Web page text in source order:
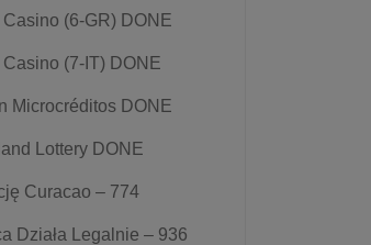
(6-GR) DONE
(7-IT) DONE
Microcréditos DONE
Lottery DONE
Curacao – 774
Działa Legalnie – 936